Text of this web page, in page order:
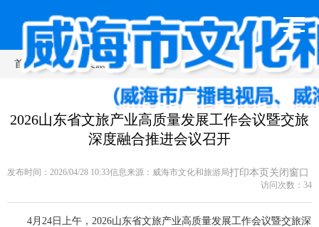
首页>新闻动态> 文旅动态
2026山东省文旅产业高质量发展工作会议暨交旅
深度融合推进会议召开
发布时间：2026/04/28 10:33信息来源： 威海市文化和旅游局打印本页 关闭窗口
访问次数： 34
4月24日上午，2026山东省文旅产业高质量发展工作会议暨交旅深